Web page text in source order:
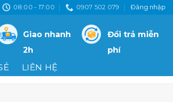
08:00 - 17:00 0907 502 079 Đăng nhập
Giao nhanh
2h
Đổi trả miễn
phí
LIÊN HỆ